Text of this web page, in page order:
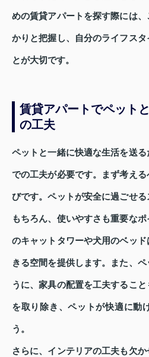
めの賃貸アパートを探す際には
かりと把握し、自分のライフス
とが大切です。
賃貸アパートでペット
の工夫
ペットと一緒に快適な生活を送
での工夫が必要です。まず考え
びです。ペットが安全に過ごせ
もちろん、使いやすさも重要な
のキャットタワーや犬用のベッ
きる空間を提供します。また、
うに、家具の配置を工夫するこ
を取り除き、ペットが快適に動
う。
さらに、インテリアの工夫も欠